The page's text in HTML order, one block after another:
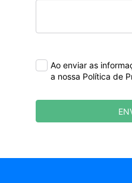
Ao enviar as
a nossa Política de